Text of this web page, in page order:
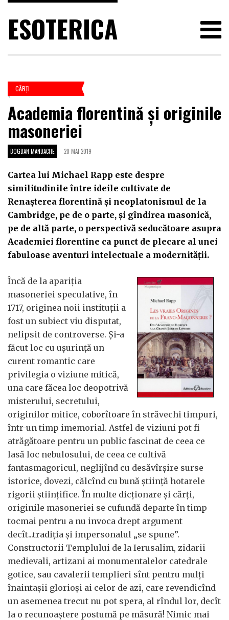
ESOTERICA
CĂRŢI
Academia florentină și originile
masoneriei
BOGDAN MANDACHE 20 MAI 2019
Cartea lui Michael Rapp este despre
similitudinile între ideile cultivate de
Renașterea florentină și neoplatonismul de la
Cambridge, pe de o parte, și gîndirea masonică,
pe de altă parte, o perspectivă seducătoare asupra
Academiei florentine ca punct de plecare al unei
fabuloase aventuri intelectuale a modernității.
Încă de la apariția
masoneriei speculative, în
1717, originea noii instituții a
fost un subiect viu disputat,
nelipsit de controverse. Și-a
făcut loc cu ușurință un
curent romantic care
privilegia o viziune mitică,
una care făcea loc deopotrivă
misterului, secretului,
originilor mitice, coborîtoare în străvechi timpuri,
într-un timp imemorial. Astfel de viziuni pot fi
atrăgătoare pentru un public fascinat de ceea ce
lasă loc nebulosului, de ceea ce cultivă
fantasmagoricul, neglijînd cu desăvîrșire surse
istorice, dovezi, călcînd cu bună știință hotarele
rigorii științifice. În multe dicționare și cărți,
originile masoneriei se cufundă departe în timp
tocmai pentru a nu invoca drept argument
decît...tradiția și impersonalul „se spune”.
Constructorii Templului de la Ierusalim, zidarii
medievali, artizani ai monumentalelor catedrale
gotice, sau cavalerii templieri sînt pentru mulți
înaintașii glorioși ai celor de azi, care revendicînd
un asemenea trecut nu pot spera, al rîndul lor, decît
la o recunoaștere postumă pe măsură! Nimic mai